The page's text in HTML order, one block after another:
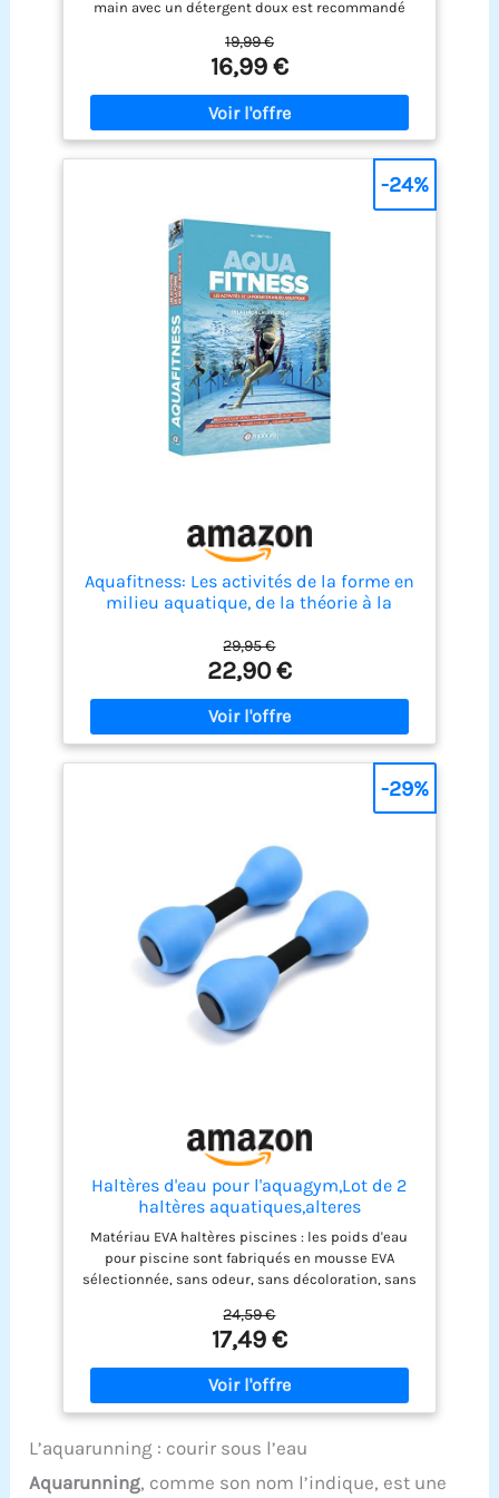
main avec un détergent doux est recommandé
paire. Couleur : rouge et gris Poids : 1,00 kg Poids :
1,00 kg
19,99 €
16,99 €
Aquafitness: Les activités de la forme en
milieu aquatique, de la théorie à la
29,95 €
22,90 €
-24%
Haltères d'eau pour l'aquagym,Lot de 2
haltères aquatiques,alteres
musculation,Aquafitness Paire d'haltères
pour l'eau,la résistance de la piscine,la
natation,l'entraînement, l'équipement de
fitness
Matériau EVA haltères piscines : les poids d'eau
pour piscine sont fabriqués en mousse EVA
sélectionnée, sans odeur, sans décoloration, sans
nautiques réduisent la pression sur les
articulations, les os et les muscles et
conviennent aux personnes qui ne peuvent pas
faire d’exercice confortablement sur terre,
contribuant ainsi à améliorer les effets de la
aérobie pour piscine : les haltères en mousse EVA
aérobie, la rééducation, le spa, les exercices de
24,59 €
17,49 €
-29%
L’aquarunning : courir sous l’eau
Aquarunning, comme son nom l’indique, est une